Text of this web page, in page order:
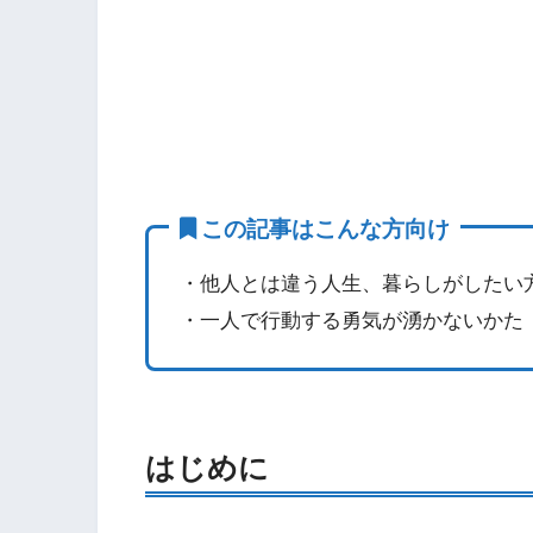
この記事はこんな方向け
・他人とは違う人生、暮らしがしたい
・一人で行動する勇気が湧かないかた
はじめに